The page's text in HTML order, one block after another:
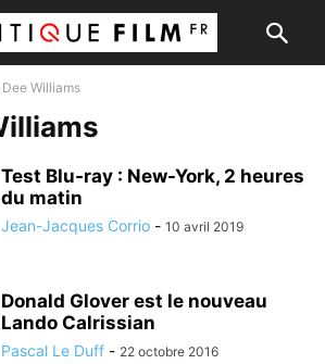
Williams
Test Blu-ray : New-York, 2 heures
du matin
Jean-Jacques Corrio - 10 avril 2019
Donald Glover est le nouveau
Lando Calrissian
Pascal Le Duff - 22 octobre 2016